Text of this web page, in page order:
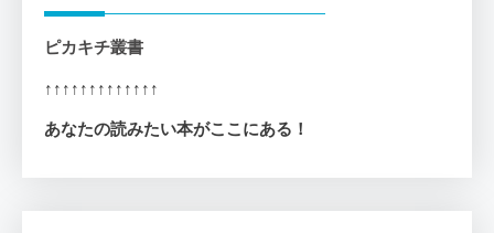
ピカキチ叢書
↑↑↑↑↑↑↑↑↑↑↑↑↑
あなたの読みたい本がここにある！